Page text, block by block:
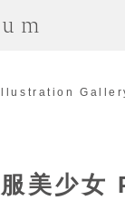
Illustration
美少女